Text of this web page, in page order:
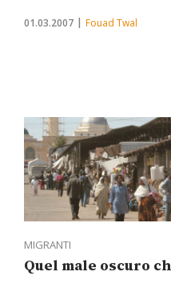
01.03.2007 Fouad Twal
MIGRANTI
Quel male oscuro